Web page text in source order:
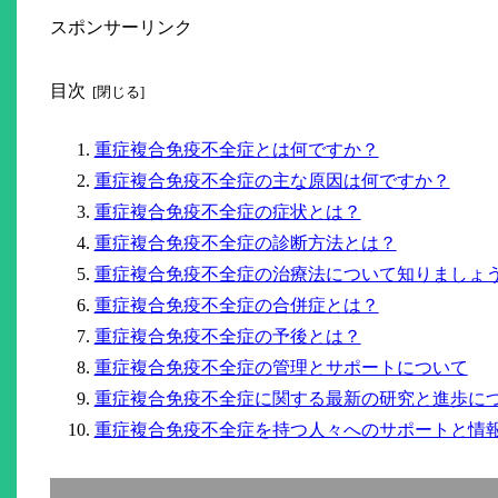
スポンサーリンク
目次
重症複合免疫不全症とは何ですか？
重症複合免疫不全症の主な原因は何ですか？
重症複合免疫不全症の症状とは？
重症複合免疫不全症の診断方法とは？
重症複合免疫不全症の治療法について知りましょう
重症複合免疫不全症の合併症とは？
重症複合免疫不全症の予後とは？
重症複合免疫不全症の管理とサポートについて
重症複合免疫不全症に関する最新の研究と進歩に
重症複合免疫不全症を持つ人々へのサポートと情